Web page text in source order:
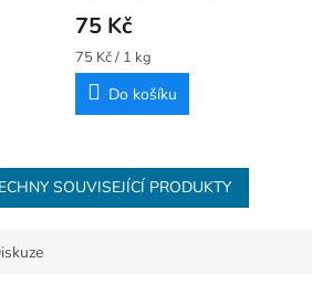
75 Kč
Měrná
cena:
75 Kč / 1 kg
Do košíku
SOUVISEJÍCÍ PRODUKTY